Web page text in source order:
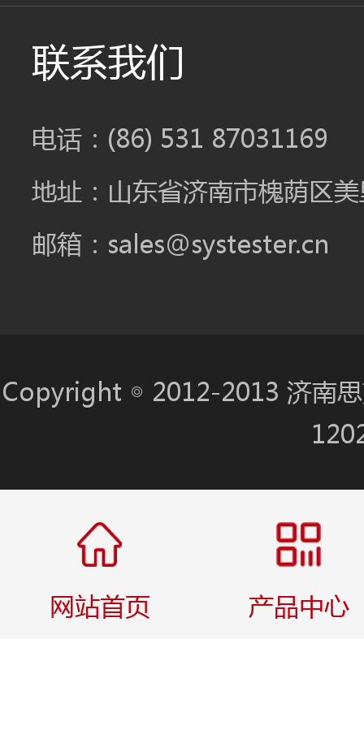
联系我们
电话：(86) 531 87031169
地址：山东省济南市槐荫区
邮箱：sales@systester.cn
Copyright ◎ 2012-2013 济南
网站首页 产品中心